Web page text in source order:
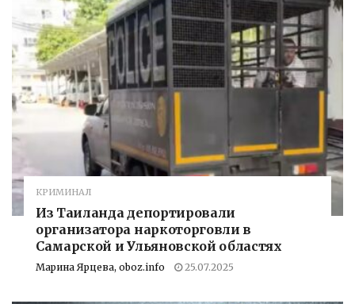
КРИМИНАЛ
Из Таиланда депортировали
организатора наркоторговли в
Самарской и Ульяновской областях
Марина Ярцева, oboz.info 25.07.2025